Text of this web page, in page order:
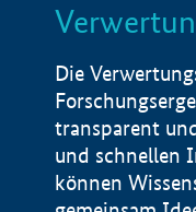
Die
transparent
und schnellen
können